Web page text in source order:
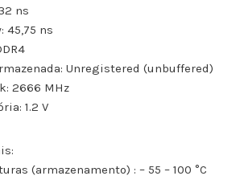
ns
45,75 ns
Unregistered (unbuffered)
2666 MHz
1.2 V
(armazenamento) : – 55 – 100 °C